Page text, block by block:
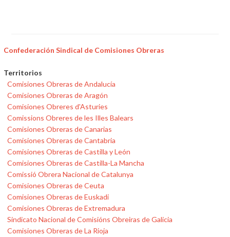
Confederación Sindical de Comisiones Obreras
Territorios
Comisiones Obreras de Andalucía
Comisiones Obreras de Aragón
Comisiones Obreres d'Asturies
Comissions Obreres de les Illes Balears
Comisiones Obreras de Canarias
Comisiones Obreras de Cantabria
Comisiones Obreras de Castilla y León
Comisiones Obreras de Castilla-La Mancha
Comissió Obrera Nacional de Catalunya
Comisiones Obreras de Ceuta
Comisiones Obreras de Euskadi
Comisiones Obreras de Extremadura
Sindicato Nacional de Comisións Obreiras de Galicia
Comisiones Obreras de La Rioja